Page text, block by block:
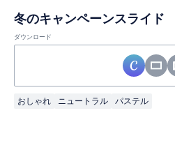
冬のキャンペーンスライド
ダウンロード
おしゃれ ニュートラル パステル